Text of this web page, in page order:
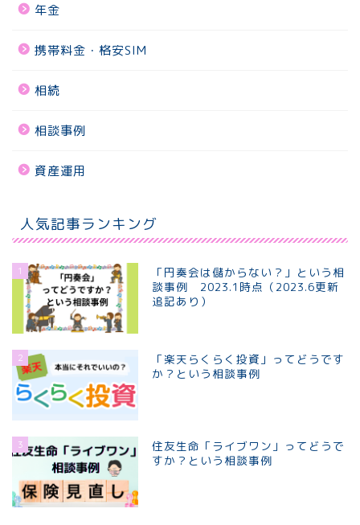
年金
携帯料金・格安SIM
相続
相談事例
資産運用
人気記事ランキング
1
「円奏会は儲からない？」という相
談事例 2023.1時点（2023.6更新
追記あり）
2
「楽天らくらく投資」ってどうです
か？という相談事例
3
住友生命「ライブワン」ってどうで
すか？という相談事例